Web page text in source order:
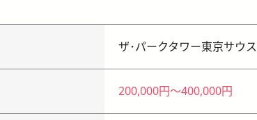
ザ･パークタワー東京サウス
200,000円〜400,000円